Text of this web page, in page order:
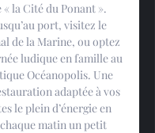
la Cité du Ponant ».
port, visitez le
de la Marine, ou optez
ludique en famille au
Océanopolis. Une
adaptée à vos
le plein d’énergie en
matin un petit